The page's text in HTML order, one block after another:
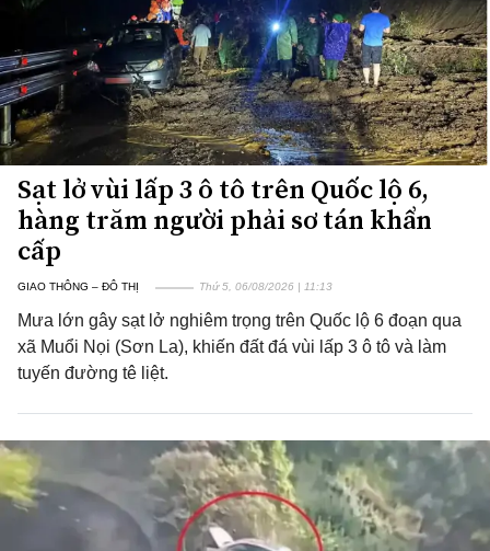
Sạt lở vùi lấp 3 ô tô trên Quốc lộ 6,
hàng trăm người phải sơ tán khẩn
cấp
GIAO THÔNG – ĐÔ THỊ Thứ 5, 06/08/2026 | 11:13
Mưa lớn gây sạt lở nghiêm trọng trên Quốc lộ 6 đoạn qua
xã Muổi Nọi (Sơn La), khiến đất đá vùi lấp 3 ô tô và làm
tuyến đường tê liệt.